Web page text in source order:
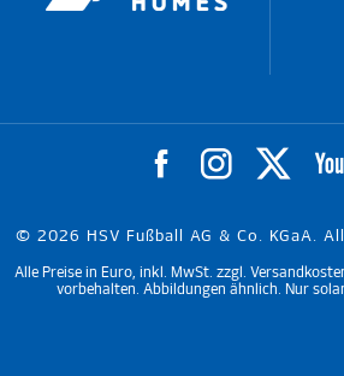
© 2026 HSV Fußball AG & Co. KGaA.
Alle Preise in Euro, inkl. MwSt. zzgl.
vorbehalten. Abbildungen ähnlich. Nur